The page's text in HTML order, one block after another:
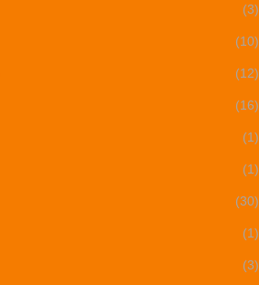
(3)
(10)
(12)
(16)
(1)
(1)
(30)
(1)
(3)